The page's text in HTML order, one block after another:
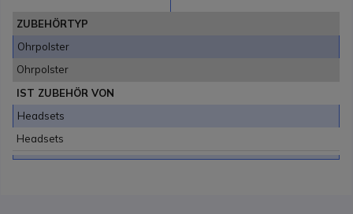
ZUBEHÖRTYP
Ohrpolster
Ohrpolster
IST ZUBEHÖR VON
Headsets
Headsets